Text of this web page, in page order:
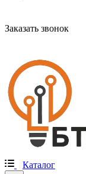
Заказать звонок
Каталог